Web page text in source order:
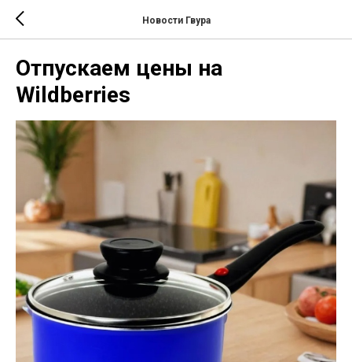
Новости Гвура
Отпускаем цены на
Wildberries